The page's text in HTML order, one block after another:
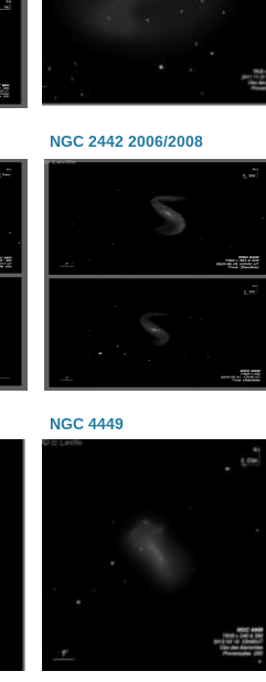
NGC 2442 2006/2008
NGC 4449